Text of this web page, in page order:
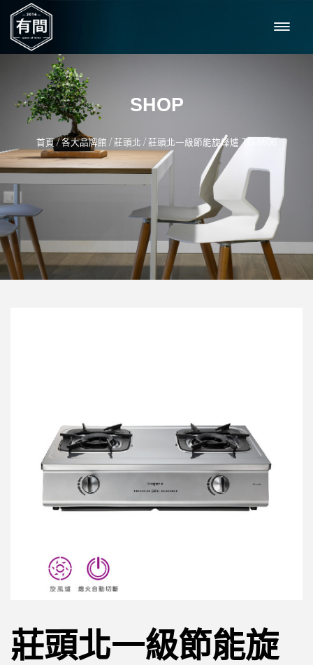
SHOP
首頁/各大品牌館 / 莊頭北 / 莊頭北一級節能旋烽爐 TG-6606
莊頭北一級節能旋